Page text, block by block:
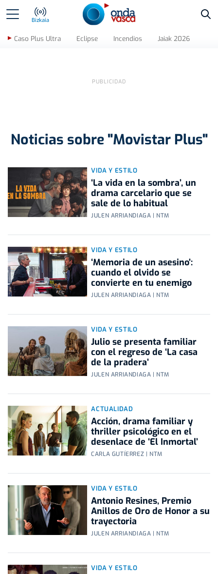
Bizkaia
Caso Plus Ultra Eclipse Incendios Jaiak 2026
Noticias sobre "Movistar Plus"
VIDA Y ESTILO
‘La vida en la sombra’, un
drama carcelario que se
sale de lo habitual
JULEN ARRIANDIAGA | NTM
VIDA Y ESTILO
‘Memoria de un asesino’:
cuando el olvido se
convierte en tu enemigo
JULEN ARRIANDIAGA | NTM
VIDA Y ESTILO
Julio se presenta familiar
con el regreso de ‘La casa
de la pradera’
JULEN ARRIANDIAGA | NTM
ACTUALIDAD
Acción, drama familiar y
thriller psicológico en el
desenlace de ‘El Inmortal’
CARLA GUTÍERREZ | NTM
VIDA Y ESTILO
Antonio Resines, Premio
Anillos de Oro de Honor a su
trayectoria
JULEN ARRIANDIAGA | NTM
VIDA Y ESTILO